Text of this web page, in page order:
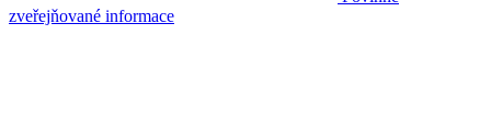
zveřejňované informace